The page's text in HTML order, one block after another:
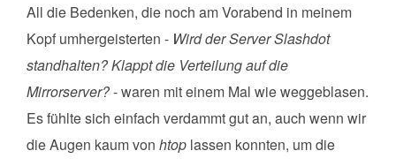
All die Bedenken, die noch am Vorabend in meinem
Kopf umhergeisterten - Wird der Server Slashdot
standhalten? Klappt die Verteilung auf die
Mirrorserver?- waren mit einem Mal wie weggeblasen.
Es fühlte sich einfach verdammt gut an, auch wenn wir
die Augen kaum von htop lassen konnten, um die